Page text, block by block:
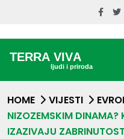
HOME VIJESTI
NIZOZEMSKIM DINAMA?
IZAZIVAJU